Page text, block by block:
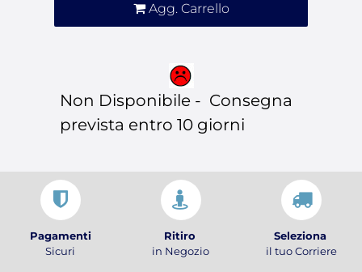
Agg. Carrello
Non Disponibile - Consegna
prevista entro 10 giorni
Pagamenti
Sicuri
Ritiro
in Negozio
Seleziona
il tuo Corriere